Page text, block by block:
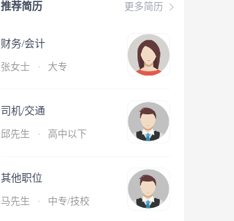
更多简历
推荐简历
财务/会计
张女士 · 大专
司机/交通
邱先生 · 高中以下
其他职位
马先生 · 中专/技校